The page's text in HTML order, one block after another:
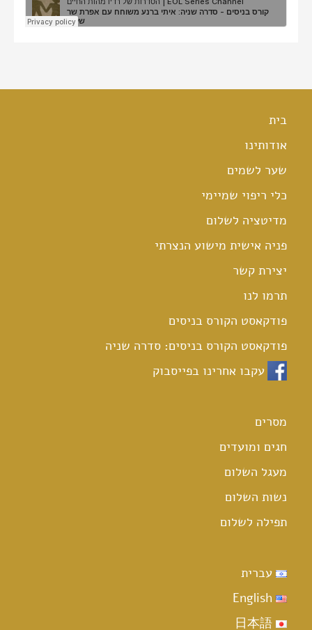
בית
אודותינו
שער לשמים
כלי ריפוי שמיימי
מדיטציה לשלום
פניה אישית מישוע הנצרתי
יצירת קשר
תרמו לנו
פודקאסט הקורס בניסים
פודקאסט הקורס בניסים: סדרה שניה
עקבו אחרינו בפייסבוק
מסרים
חגים ומועדים
מעגל השלום
נשות השלום
תפילה לשלום
עברית
English
日本語